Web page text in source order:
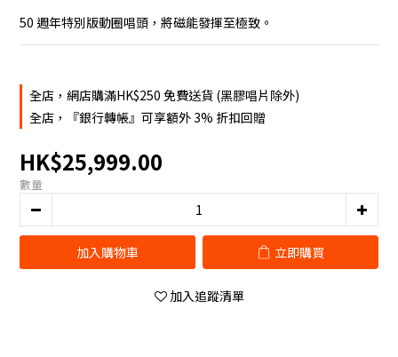
50 週年特別版動圈唱頭，將磁能發揮至極致。
全店，網店購滿HK$250 免費送貨 (黑膠唱片除外)
全店，『銀行轉帳』可享額外 3% 折扣回贈
HK$25,999.00
數量
加入購物車 立即購買
加入追蹤清單